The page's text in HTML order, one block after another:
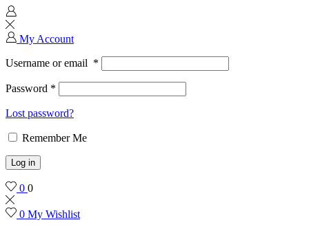
My Account
Username or email *
Password *
Lost password?
Remember Me
Log in
0 0
0 My Wishlist